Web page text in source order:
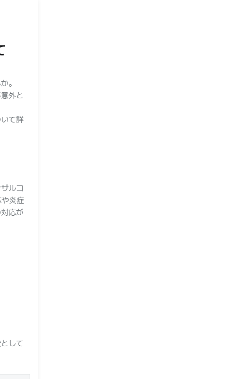
。
外と
て詳
ルコ
炎症
応が
して